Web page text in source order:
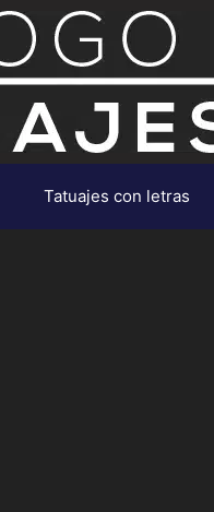
Tatuajes con letras